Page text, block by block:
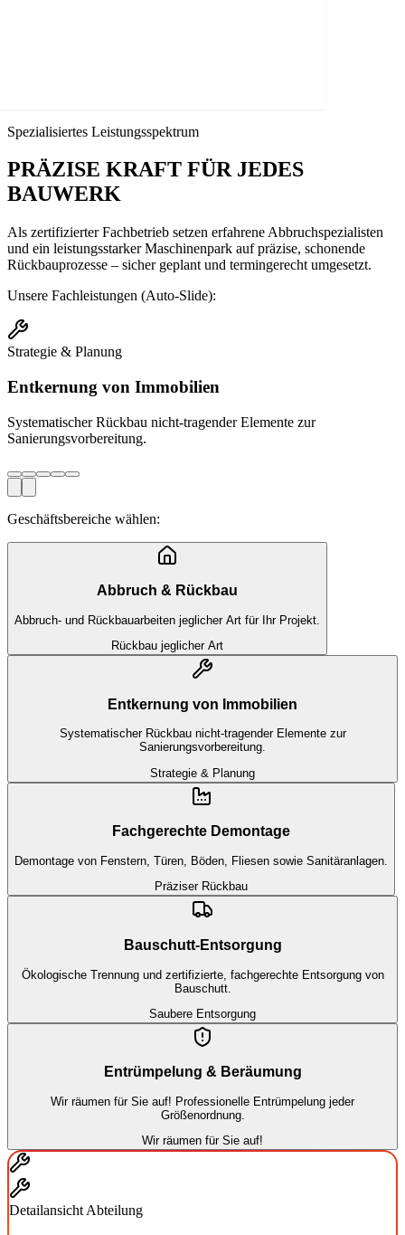
Spezialisiertes Leistungsspektrum
PRÄZISE KRAFT FÜR JEDES
BAUWERK
Als zertifizierter Fachbetrieb setzen erfahrene Abbruchspezialisten
und ein leistungsstarker Maschinenpark auf präzise, schonende
Rückbauprozesse – sicher geplant und termingerecht umgesetzt.
Unsere Fachleistungen (Auto-Slide):
Strategie & Planung
Entkernung von Immobilien
Systematischer Rückbau nicht-tragender Elemente zur
Sanierungsvorbereitung.
Geschäftsbereiche wählen:
Abbruch & Rückbau
Abbruch- und Rückbauarbeiten jeglicher Art für Ihr Projekt.
Rückbau jeglicher Art
Entkernung von Immobilien
Systematischer Rückbau nicht-tragender Elemente zur
Sanierungsvorbereitung.
Strategie & Planung
Fachgerechte Demontage
Demontage von Fenstern, Türen, Böden, Fliesen sowie Sanitäranlagen.
Präziser Rückbau
Bauschutt-Entsorgung
Ökologische Trennung und zertifizierte, fachgerechte Entsorgung von
Bauschutt.
Saubere Entsorgung
Entrümpelung & Beräumung
Wir räumen für Sie auf! Professionelle Entrümpelung jeder
Größenordnung.
Wir räumen für Sie auf!
Detailansicht Abteilung